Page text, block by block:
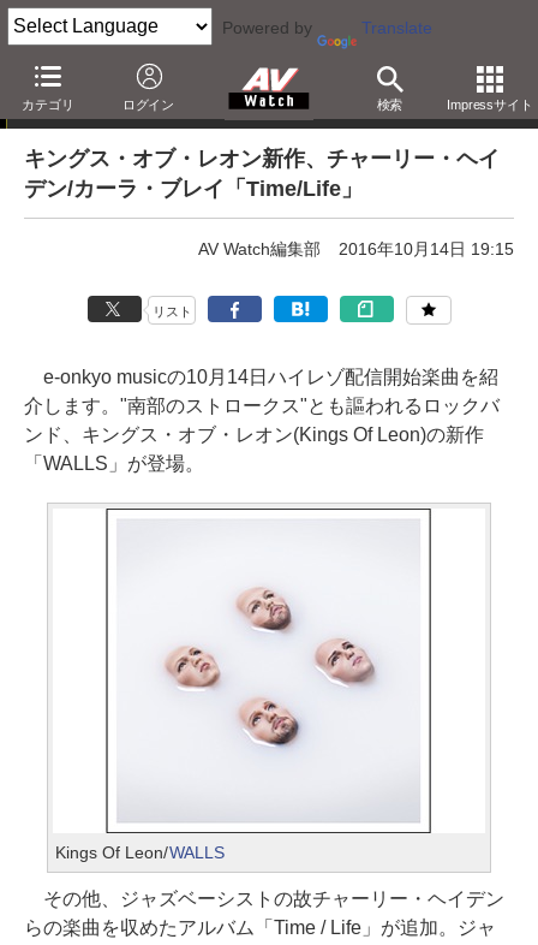
Powered by Translate
カテゴリ ログイン 検索 Impressサイト
e-onkyo musicハイレゾ配信情報
キングス・オブ・レオン新作、チャーリー・ヘイ
デン/カーラ・ブレイ「Time/Life」
AV Watch編集部 2016年10月14日 19:15
リスト
e-onkyo musicの10月14日ハイレゾ配信開始楽曲を紹
介します。"南部のストロークス"とも謳われるロックバ
ンド、キングス・オブ・レオン(Kings Of Leon)の新作
「WALLS」が登場。
Kings Of Leon/WALLS
その他、ジャズベーシストの故チャーリー・ヘイデン
らの楽曲を収めたアルバム「Time / Life」が追加。ジャ